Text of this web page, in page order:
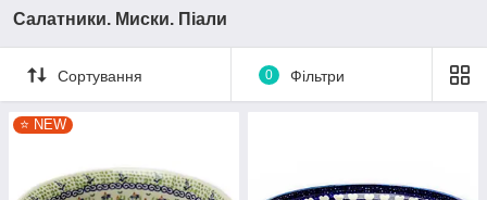
Салатники. Миски. Піали
Сортування 0 Фільтри
⭐️ NEW